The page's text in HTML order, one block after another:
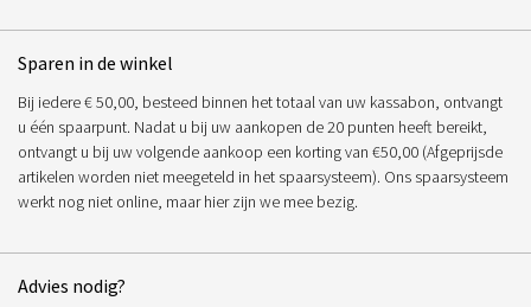
Sparen in de winkel
Bij iedere € 50,00, besteed binnen het totaal van uw kassabon, ontvangt
u één spaarpunt. Nadat u bij uw aankopen de 20 punten heeft bereikt,
ontvangt u bij uw volgende aankoop een korting van €50,00 (Afgeprijsde
artikelen worden niet meegeteld in het spaarsysteem). Ons spaarsysteem
werkt nog niet online, maar hier zijn we mee bezig.
Advies nodig?